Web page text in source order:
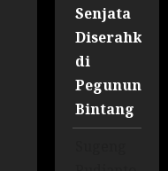
Senjata
Diserahkan
di
Bintang